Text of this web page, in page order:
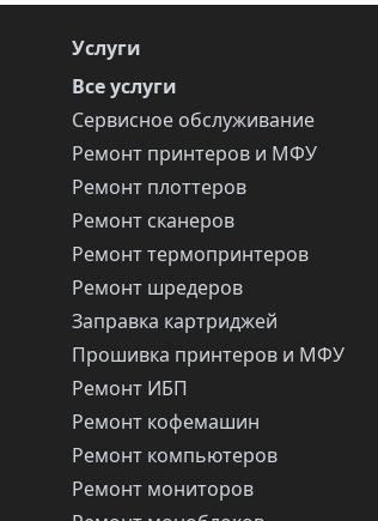
Услуги
Все услуги
Сервисное обслуживание
Ремонт принтеров и МФУ
Ремонт плоттеров
Ремонт сканеров
Ремонт термопринтеров
Ремонт шредеров
Заправка картриджей
Прошивка принтеров и МФУ
Ремонт ИБП
Ремонт кофемашин
Ремонт компьютеров
Ремонт мониторов